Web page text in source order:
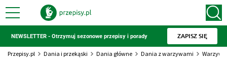
NEWSLETTER - Otrzymuj sezonowe przepisy i porady ZAPISZ SIĘ
Przepisy.pl Dania i przekąski Dania główne Dania z warzywami